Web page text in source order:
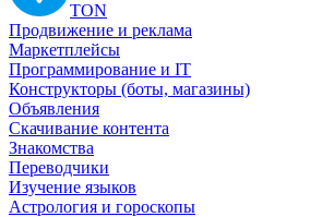
TON
Продвижение и реклама
Маркетплейсы
Программирование и IT
Конструкторы (боты, магазины)
Объявления
Скачивание контента
Знакомства
Переводчики
Изучение языков
Астрология и гороскопы